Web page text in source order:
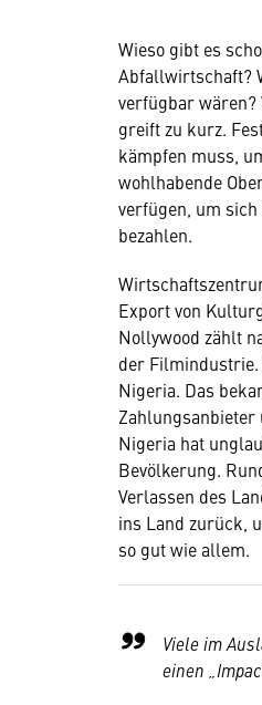
Wieso gibt es
Abfallwirtschaft?
verfügbar wären?
greift zu kurz.
kämpfen muss,
wohlhabende
verfügen, um
bezahlen.
Export von
Nollywood zählt
der
Nigeria. Das
Nigeria hat
Bevölkerung.
Verlassen des
ins Land zurück,
so gut wie allem.
Viele im
einen